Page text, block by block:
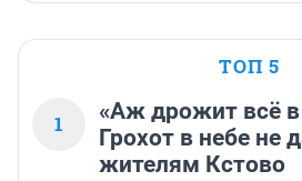
ТОП 5
1
«Аж дрожит всё в
Грохот в небе не
жителям Кстово